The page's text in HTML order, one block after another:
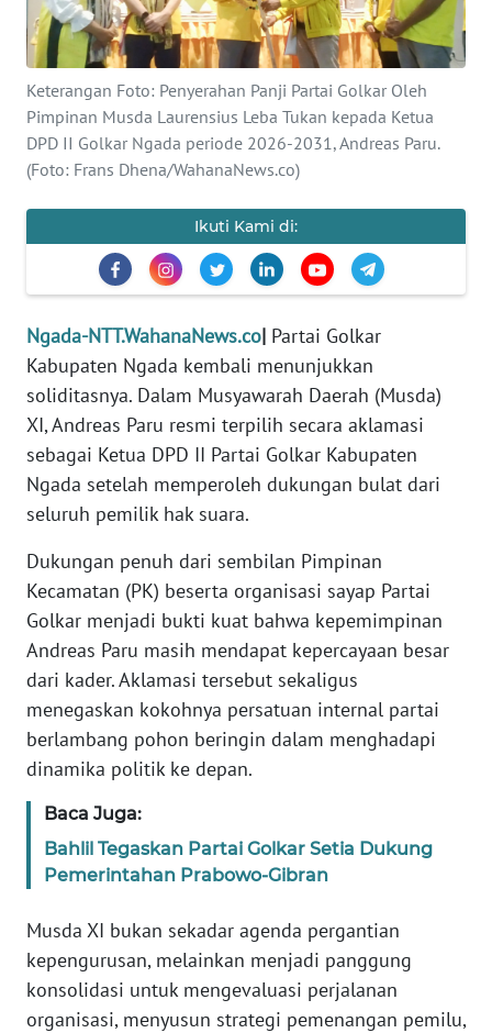
Keterangan Foto: Penyerahan Panji Partai Golkar Oleh
Pimpinan Musda Laurensius Leba Tukan kepada Ketua
DPD II Golkar Ngada periode 2026-2031, Andreas Paru.
(Foto: Frans Dhena/WahanaNews.co)
Ikuti Kami di:
Ngada-NTT.WahanaNews.co| Partai Golkar
Kabupaten Ngada kembali menunjukkan
soliditasnya. Dalam Musyawarah Daerah (Musda)
XI, Andreas Paru resmi terpilih secara aklamasi
sebagai Ketua DPD II Partai Golkar Kabupaten
Ngada setelah memperoleh dukungan bulat dari
seluruh pemilik hak suara.
Dukungan penuh dari sembilan Pimpinan
Kecamatan (PK) beserta organisasi sayap Partai
Golkar menjadi bukti kuat bahwa kepemimpinan
Andreas Paru masih mendapat kepercayaan besar
dari kader. Aklamasi tersebut sekaligus
menegaskan kokohnya persatuan internal partai
berlambang pohon beringin dalam menghadapi
dinamika politik ke depan.
Baca Juga:
Bahlil Tegaskan Partai Golkar Setia Dukung
Pemerintahan Prabowo-Gibran
Musda XI bukan sekadar agenda pergantian
kepengurusan, melainkan menjadi panggung
konsolidasi untuk mengevaluasi perjalanan
organisasi, menyusun strategi pemenangan pemilu,
INDEKS
BERITA
KONTAK
KAMI
INFO
IKLAN
PEDOMAN
MEDIA
SIBER
REDAKSI
KARIR
DISCLAIMER
Wahana
News
Regional
WN
SUMUT
WN
WN
WN
BANTEN